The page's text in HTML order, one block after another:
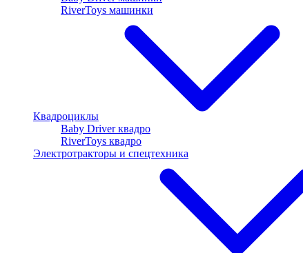
RiverToys машинки
Квадроциклы
Baby Driver квадро
RiverToys квадро
Электротракторы и спецтехника